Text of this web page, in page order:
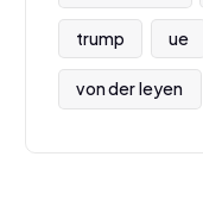
trump ue
von der leyen